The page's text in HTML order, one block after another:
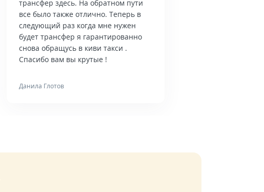
трансфер здесь. На обратном пути
все было также отлично. Теперь в
следующий раз когда мне нужен
будет трансфер я гарантированно
снова обращусь в киви такси .
Спасибо вам вы крутые !
Данила Глотов